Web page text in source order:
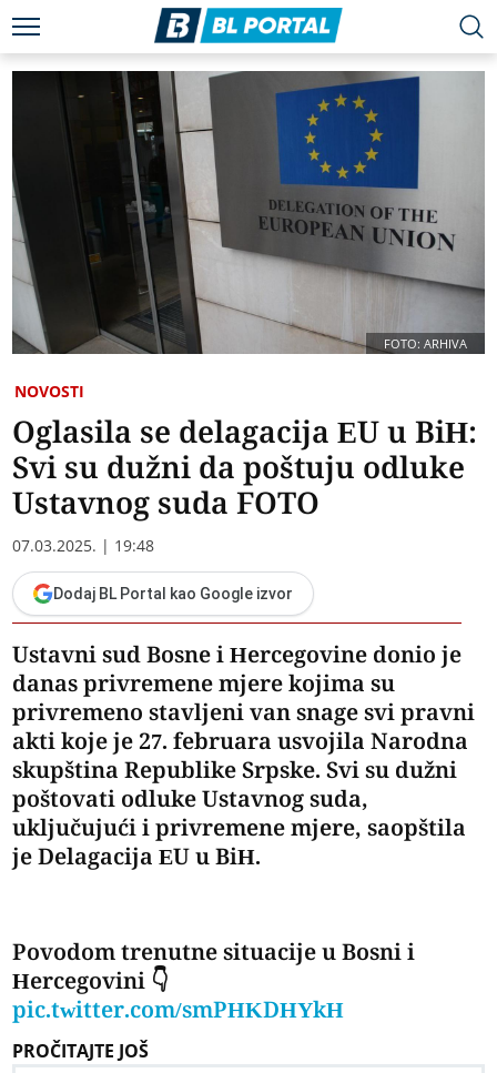
FOTO: ARHIVA
NOVOSTI
Oglasila se delagacija EU u BiH:
Svi su dužni da poštuju odluke
Ustavnog suda FOTO
07.03.2025. | 19:48
Dodaj BL Portal kao Google izvor
Ustavni sud Bosne i Hercegovine donio je
danas privremene mjere kojima su
privremeno stavljeni van snage svi pravni
akti koje je 27. februara usvojila Narodna
skupština Republike Srpske. Svi su dužni
poštovati odluke Ustavnog suda,
uključujući i privremene mjere, saopštila
je Delagacija EU u BiH.
Povodom trenutne situacije u Bosni i
Hercegovini 👇
pic.twitter.com/smPHKDHYkH
PROČITAJTE JOŠ